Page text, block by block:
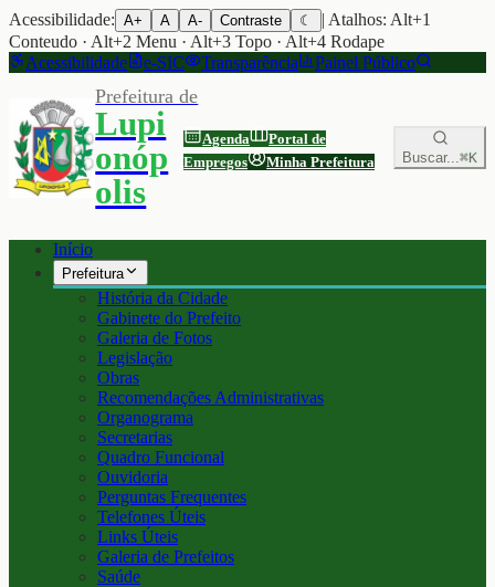
Acessibilidade: A+ A A- Contraste ☾
| Atalhos: Alt+1
Conteudo · Alt+2 Menu · Alt+3 Topo · Alt+4 Rodape
Acessibilidade
e-SIC Transparência Painel Público
Prefeitura de
Lupi
onóp
olis
Agenda
Portal de
Empregos
Minha Prefeitura Buscar...⌘K
Início
Prefeitura
História da Cidade
Gabinete do Prefeito
Galeria de Fotos
Legislação
Obras
Recomendações Administrativas
Organograma
Secretarias
Quadro Funcional
Ouvidoria
Perguntas Frequentes
Telefones Úteis
Links Úteis
Galeria de Prefeitos
Saúde